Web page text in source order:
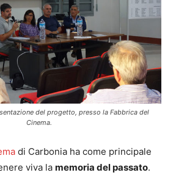
del progetto, presso la Fabbrica del
Cinema.
di Carbonia ha come principale
viva la memoria del passato.